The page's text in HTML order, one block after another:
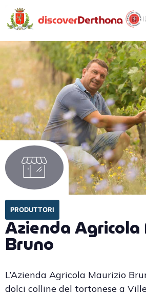
PRODUTTORI
Azienda
Bruno
L’Azienda Agricola Maurizio
dolci colline del tortonese a